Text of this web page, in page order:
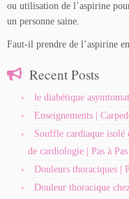
ou utilisation de l’aspirine
un personne saine.
Faut-il prendre de l’aspirine
Recent Posts
le diabétique
Enseignements |
Souffle cardiaque isolé
de cardiologie | Pas à
Douleurs thoraciques |
Douleur thoracique